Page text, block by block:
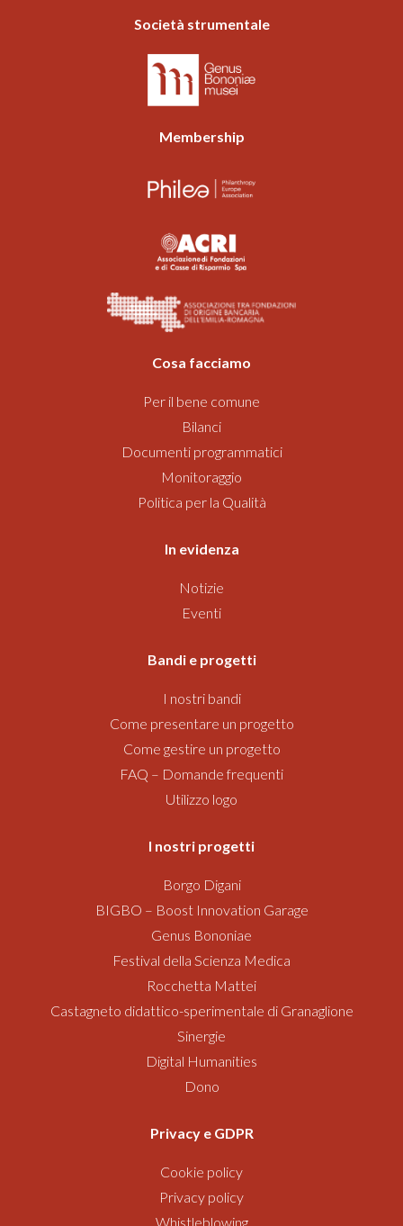
Società strumentale
Membership
Cosa facciamo
Per il bene comune
Bilanci
Documenti programmatici
Monitoraggio
Politica per la Qualità
In evidenza
Notizie
Eventi
Bandi e progetti
I nostri bandi
Come presentare un progetto
Come gestire un progetto
FAQ – Domande frequenti
Utilizzo logo
I nostri progetti
Borgo Digani
BIGBO – Boost Innovation Garage
Genus Bononiae
Festival della Scienza Medica
Rocchetta Mattei
Castagneto didattico-sperimentale di Granaglione
Sinergie
Digital Humanities
Dono
Privacy e GDPR
Cookie policy
Privacy policy
Whistleblowing